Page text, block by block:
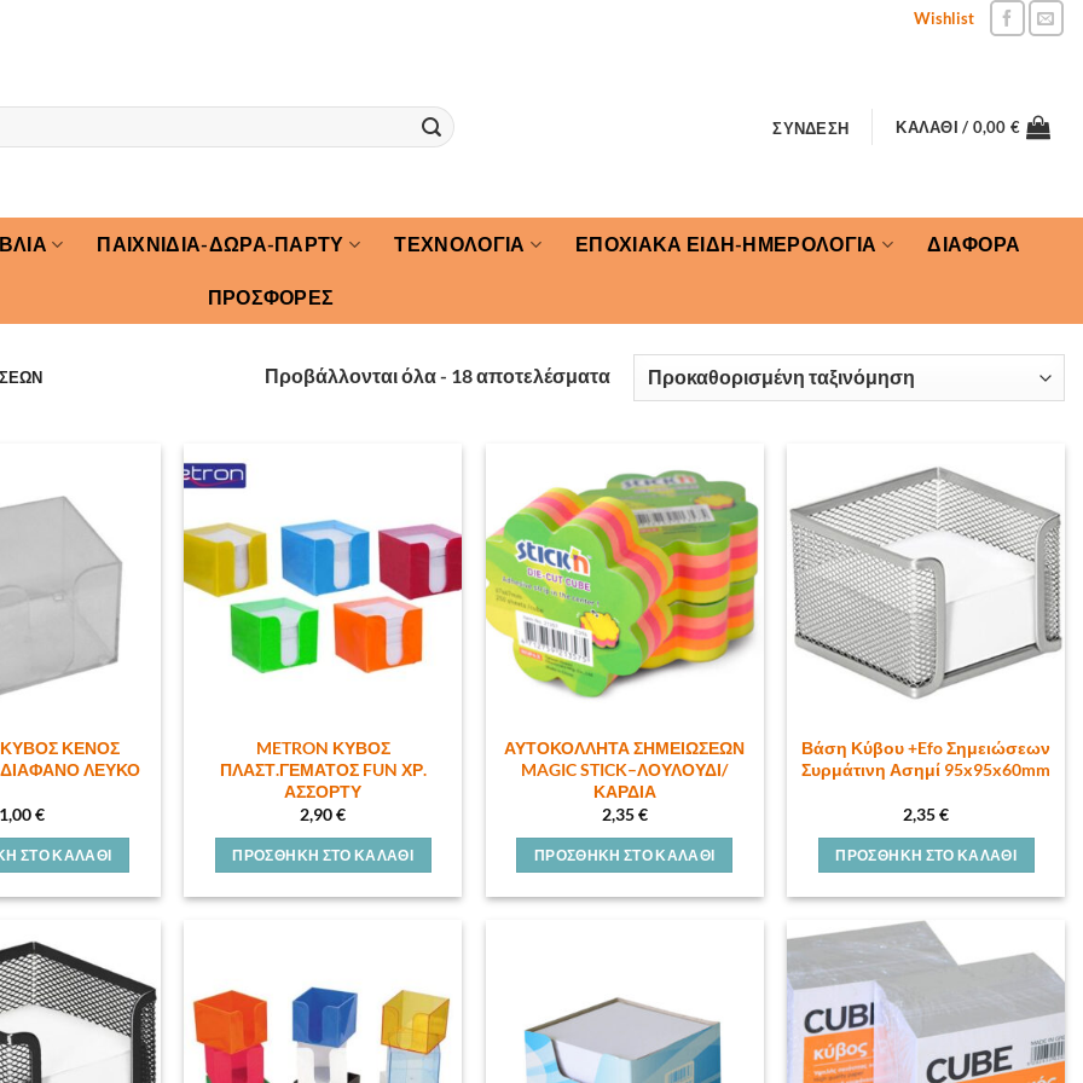
Wishlist
ΣΎΝΔΕΣΗ ΚΑΛΆΘΙ / 0,00 €
ΠΑΙΧΝΙΔΙΑ-ΔΩΡΑ-ΠΑΡΤΥ ΤΕΧΝΟΛΟΓΙΑ ΕΠΟΧΙΑΚΑ ΕΙΔΗ-ΗΜΕΡΟΛΟΓΙΑ ΔΙΑΦΟΡΑ
ΠΡΟΣΦΟΡΕΣ
Προβάλλονται όλα - 18 αποτελέσματα
ΚΥΒΟΣ ΚΕΝΟΣ
ΔΙΑΦΑΝΟ ΛΕΥΚΟ
1,00€
ΣΤΟ ΚΑΛΆΘΙ
METRON ΚΥΒΟΣ
ΠΛΑΣΤ.ΓΕΜΑΤΟΣ FUN ΧΡ.
ΑΣΣΟΡΤΥ
2,90€
ΠΡΟΣΘΉΚΗ ΣΤΟ ΚΑΛΆΘΙ
ΑΥΤΟΚΟΛΛΗΤΑ ΣΗΜΕΙΩΣΕΩΝ
MAGIC STICK–ΛΟΥΛΟΥΔΙ/
ΚΑΡΔΙΑ
2,35€
ΠΡΟΣΘΉΚΗ ΣΤΟ ΚΑΛΆΘΙ
Βάση Κύβου +Efo Σημειώσεων
Συρμάτινη Ασημί 95x95x60mm
2,35€
ΠΡΟΣΘΉΚΗ ΣΤΟ ΚΑΛΆΘΙ